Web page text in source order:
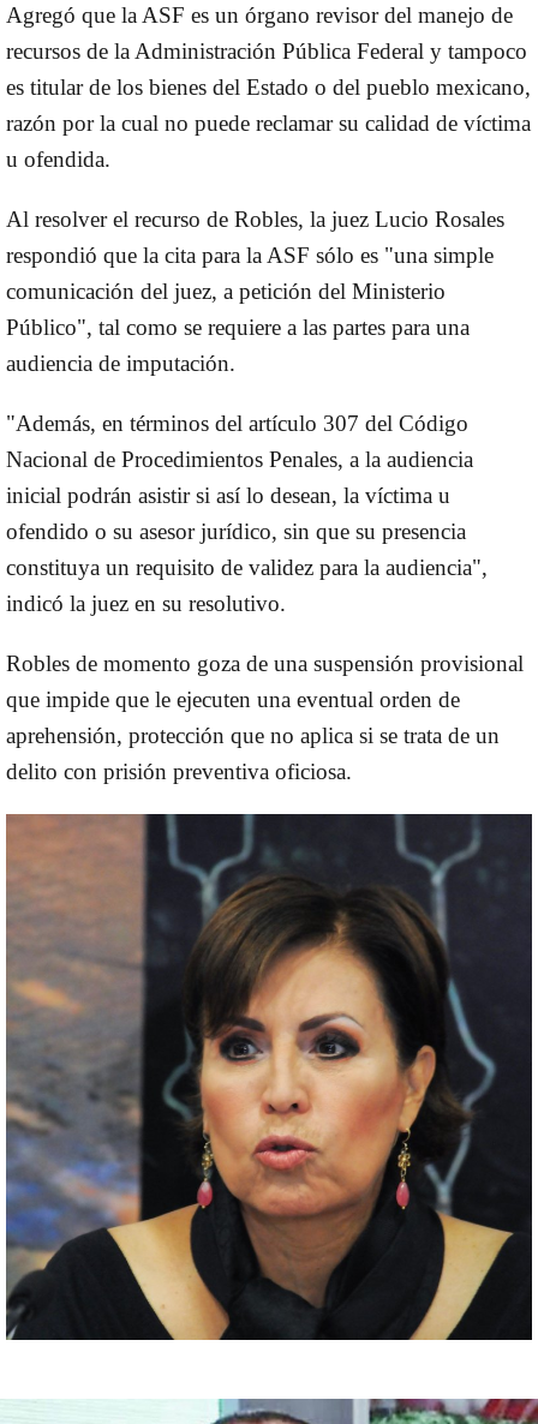
Agregó que la ASF es un órgano revisor del manejo de
recursos de la Administración Pública Federal y tampoco
es titular de los bienes del Estado o del pueblo mexicano,
razón por la cual no puede reclamar su calidad de víctima
u ofendida.
Al resolver el recurso de Robles, la juez Lucio Rosales
respondió que la cita para la ASF sólo es "una simple
comunicación del juez, a petición del Ministerio
Público", tal como se requiere a las partes para una
audiencia de imputación.
"Además, en términos del artículo 307 del Código
Nacional de Procedimientos Penales, a la audiencia
inicial podrán asistir si así lo desean, la víctima u
ofendido o su asesor jurídico, sin que su presencia
constituya un requisito de validez para la audiencia",
indicó la juez en su resolutivo.
Robles de momento goza de una suspensión provisional
que impide que le ejecuten una eventual orden de
aprehensión, protección que no aplica si se trata de un
delito con prisión preventiva oficiosa.